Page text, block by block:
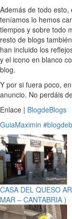
Además de todo esto,
teníamos lo hemos
tiempos y sobre todo
resto de blogs
han incluido los
y el icono en blanco
blog.
Y por si fuera poco,
anuncio. No perdáis
Enlace | BlogdeBlogs
GuiaMaximin
CASA DEL QUESO
MAR – CANTABRIA )